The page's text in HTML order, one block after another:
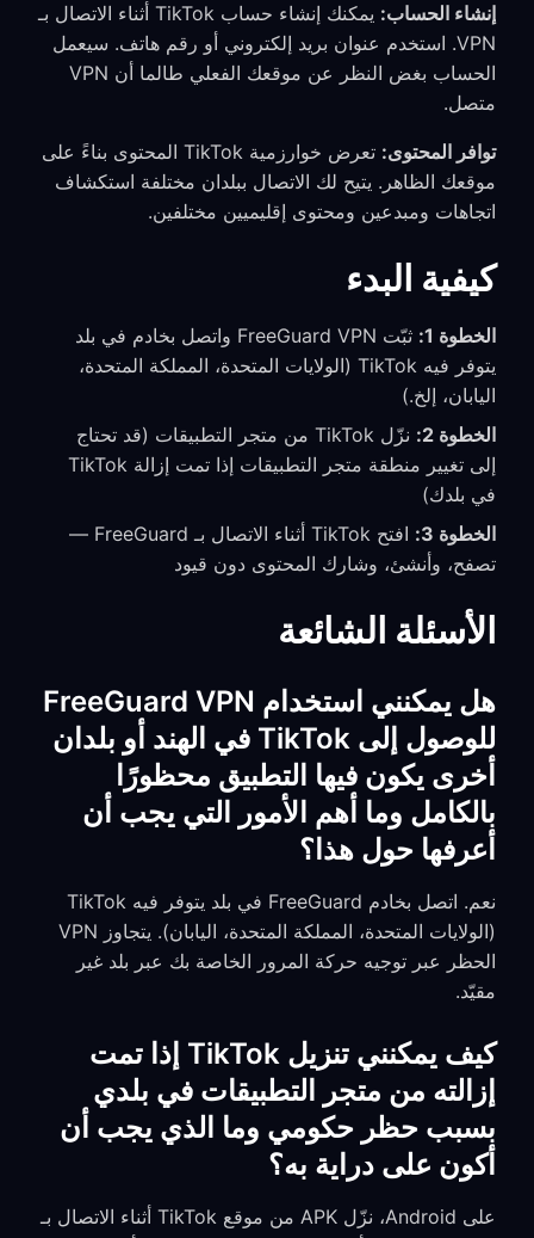
إنشاء الحساب:
يمكنك إنشاء حساب TikTok أثناء الاتصال بـ
VPN. استخدم عنوان بريد إلكتروني أو رقم هاتف. سيعمل
الحساب بغض النظر عن موقعك الفعلي طالما أن VPN
متصل.
توافر المحتوى:
تعرض خوارزمية TikTok المحتوى بناءً على
موقعك الظاهر. يتيح لك الاتصال ببلدان مختلفة استكشاف
اتجاهات ومبدعين ومحتوى إقليميين مختلفين.
كيفية البدء
الخطوة 1:
ثبّت FreeGuard VPN واتصل بخادم في بلد
يتوفر فيه TikTok (الولايات المتحدة، المملكة المتحدة،
اليابان، إلخ.)
الخطوة 2:
نزّل TikTok من متجر التطبيقات (قد تحتاج
إلى تغيير منطقة متجر التطبيقات إذا تمت إزالة TikTok
في بلدك)
الخطوة 3:
افتح TikTok أثناء الاتصال بـ FreeGuard —
تصفح، وأنشئ، وشارك المحتوى دون قيود
الأسئلة الشائعة
هل يمكنني استخدام FreeGuard VPN
للوصول إلى TikTok في الهند أو بلدان
أخرى يكون فيها التطبيق محظورًا
بالكامل وما أهم الأمور التي يجب أن
أعرفها حول هذا؟
نعم. اتصل بخادم FreeGuard في بلد يتوفر فيه TikTok
(الولايات المتحدة، المملكة المتحدة، اليابان). يتجاوز VPN
الحظر عبر توجيه حركة المرور الخاصة بك عبر بلد غير
مقيّد.
كيف يمكنني تنزيل TikTok إذا تمت
إزالته من متجر التطبيقات في بلدي
بسبب حظر حكومي وما الذي يجب أن
أكون على دراية به؟
على Android، نزّل APK من موقع TikTok أثناء الاتصال بـ